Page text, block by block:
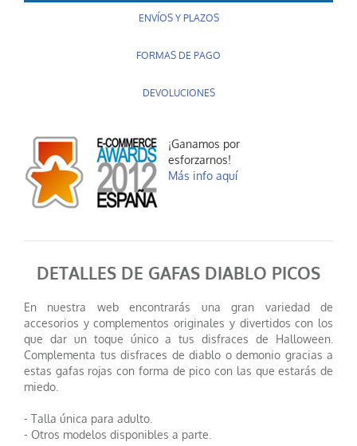
ENVÍOS Y PLAZOS
FORMAS DE PAGO
DEVOLUCIONES
¡Ganamos por
esforzarnos!
Más info aquí
DETALLES DE GAFAS DIABLO PICOS
En nuestra web encontrarás una gran variedad de
accesorios y complementos originales y divertidos con los
que dar un toque único a tus disfraces de Halloween.
Complementa tus disfraces de diablo o demonio gracias a
estas gafas rojas con forma de pico con las que estarás de
miedo.
- Talla única para adulto.
- Otros modelos disponibles a parte.